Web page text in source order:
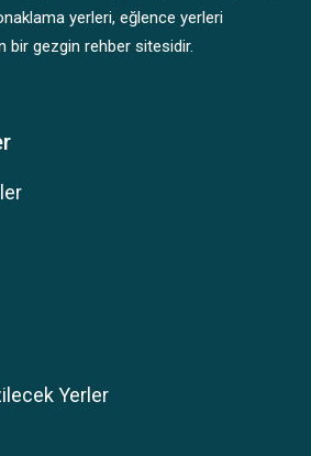
yerleri, eğlence yerleri
bir gezgin rehber sitesidir.
Yerler